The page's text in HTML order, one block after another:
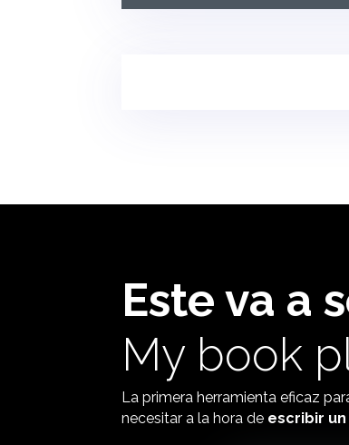
Este va a
My book
La primera herramienta eficaz
necesitar a la hora de escribir